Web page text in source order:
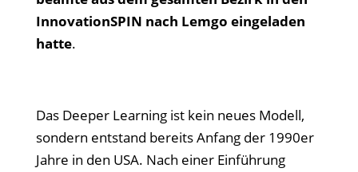
InnovationSPIN nach Lemgo eingeladen
hatte.
Das Deeper Learning ist kein neues Modell,
sondern entstand bereits Anfang der 1990er
Jahre in den USA. Nach einer Einführung